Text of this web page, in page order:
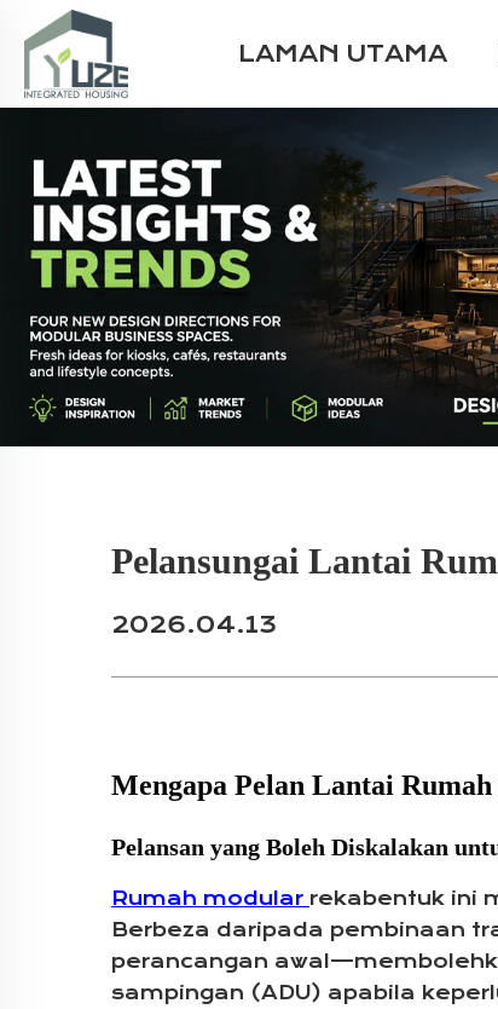
LAMAN UTAMA
Pelansungai Lantai
2026.04.13
Mengapa Pelan Lantai
Pelansan yang Boleh Diskalakan
Rumah modular rekabentuk ini
Berbeza daripada pembinaan
perancangan
sampingan (ADU) apabila